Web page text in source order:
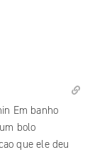
Em banho
bolo
que ele deu